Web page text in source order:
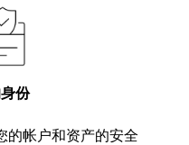
份
的帐户和资产的安全